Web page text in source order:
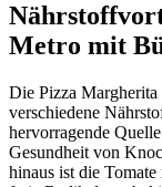
Metro mit
Die Pizza
verschiedene
hervorragende
Gesundheit von
hinaus ist die